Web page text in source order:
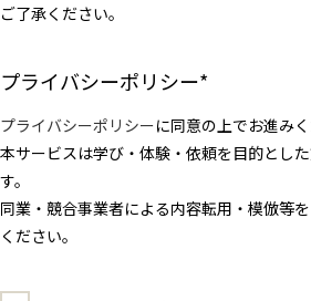
ご了承ください。
プライバシーポリシー*
プライバシーポリシーに同意の上でお進みく
本サービスは学び・体験・依頼を目的とし
す。
同業・競合事業者による内容転用・模倣等
ください。